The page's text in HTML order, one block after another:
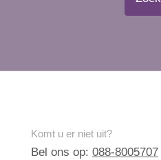
Komt u er niet uit?
Bel ons op: 088-8005707